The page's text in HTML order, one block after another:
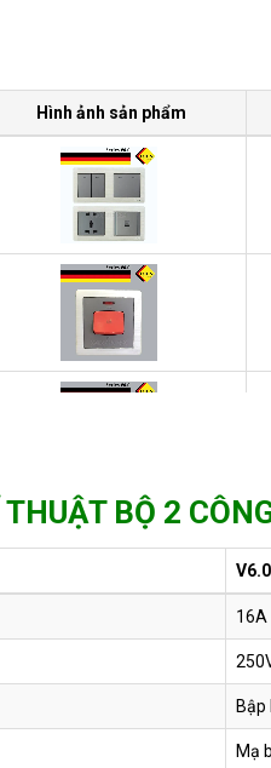
Hình ảnh sản phẩm
BỘ 2
16A
Bập
Mạ